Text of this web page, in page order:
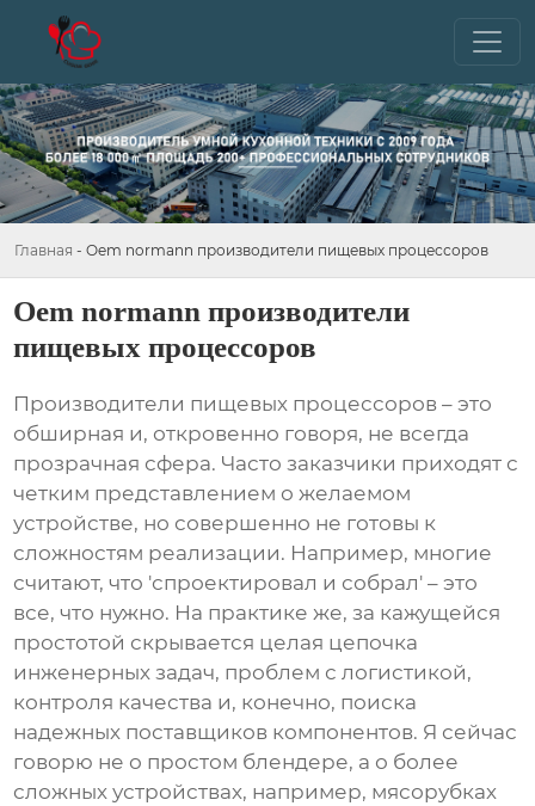
Главная - Oem normann производители пищевых процессоров
Oem normann производители
пищевых процессоров
Производители пищевых процессоров – это
обширная и, откровенно говоря, не всегда
прозрачная сфера. Часто заказчики приходят с
четким представлением о желаемом
устройстве, но совершенно не готовы к
сложностям реализации. Например, многие
считают, что 'спроектировал и собрал' – это
все, что нужно. На практике же, за кажущейся
простотой скрывается целая цепочка
инженерных задач, проблем с логистикой,
контроля качества и, конечно, поиска
надежных поставщиков компонентов. Я сейчас
говорю не о простом блендере, а о более
сложных устройствах, например, мясорубках